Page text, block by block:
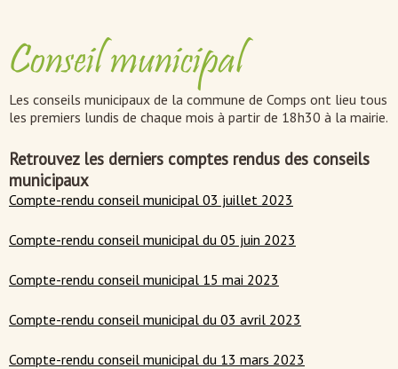
Conseil municipal
Les conseils municipaux de la commune de Comps ont lieu tous
les premiers lundis de chaque mois à partir de 18h30 à la mairie.
Retrouvez les derniers comptes rendus des conseils
municipaux
Compte-rendu conseil municipal 03 juillet 2023
Compte-rendu conseil municipal du 05 juin 2023
Compte-rendu conseil municipal 15 mai 2023
Compte-rendu conseil municipal du 03 avril 2023
Compte-rendu conseil municipal du 13 mars 2023